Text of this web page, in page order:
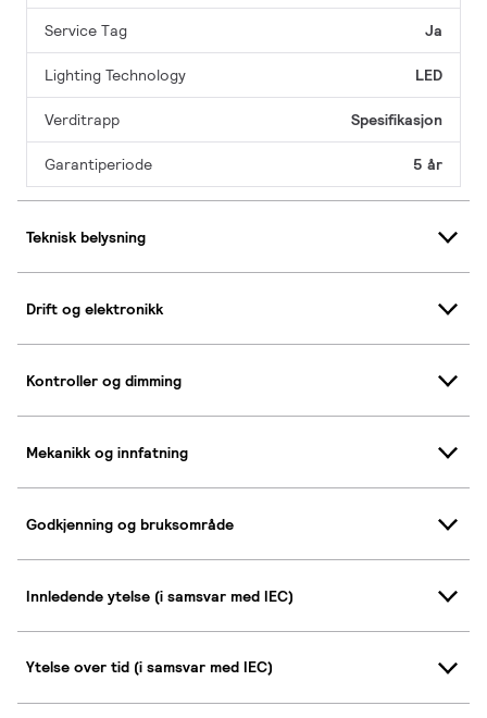
Service Tag Ja
Lighting Technology LED
Verditrapp Spesifikasjon
Garantiperiode 5 år
Teknisk belysning
Drift og elektronikk
Kontroller og dimming
Mekanikk og innfatning
Godkjenning og bruksområde
Innledende ytelse (i samsvar med IEC)
Ytelse over tid (i samsvar med IEC)